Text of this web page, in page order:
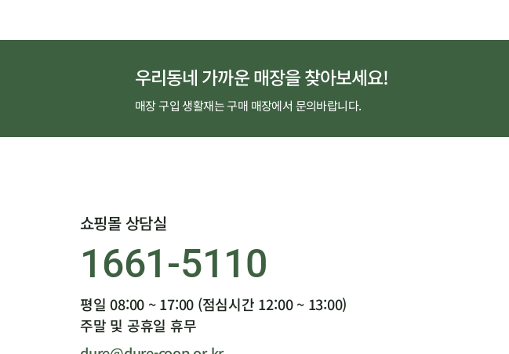
우리동네 가까운 매장을 찾아보세요!
매장 구입 생활재는 구매 매장에서 문의바랍니다.
쇼핑몰 상담실
1661-5110
평일 08:00 ~ 17:00 (점심시간 12:00 ~ 13:00)
주말 및 공휴일 휴무